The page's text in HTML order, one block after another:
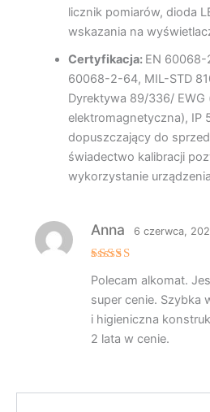
licznik pomiarów, dioda
wskazania na
Certyfikacja: EN
60068-2-64, MIL-STD
Dyrektywa 89/336/
elektromagnetyczna), IP
dopuszczający do
świadectwo kalibracji
wykorzystanie
5na 5
Anna 6 czerwca,
Polecam alkomat.
super cenie. Szybka
i higieniczna
2 lata w cenie.